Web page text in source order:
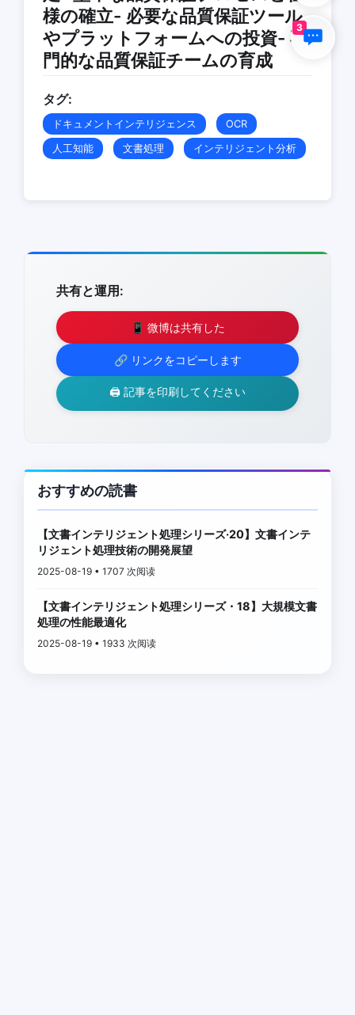
様の確立- 必要な品質保証ツール
やプラットフォームへの投資- 専
門的な品質保証チームの育成
タグ:
ドキュメントインテリジェンス OCR
人工知能 文書処理 インテリジェント分析
共有と運用:
📱 微博は共有した
🔗 リンクをコピーします
🖨️ 記事を印刷してください
おすすめの読書
【文書インテリジェント処理シリーズ·20】文書インテ
リジェント処理技術の開発展望
2025-08-19 • 1707 次阅读
【文書インテリジェント処理シリーズ・18】大規模文書
処理の性能最適化
2025-08-19 • 1933 次阅读
3